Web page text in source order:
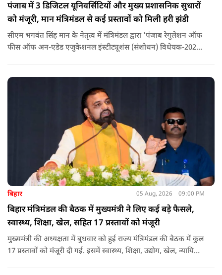
पंजाब में 3 डिजिटल यूनिवर्सिटियों और मुख्य प्रशासनिक सुधारों
को मंजूरी, मान मंत्रिमंडल से कई प्रस्तावों को मिली हरी झंडी
सीएम भगवंत सिंह मान के नेतृत्व में मंत्रिमंडल द्वारा 'पंजाब रेगुलेशन ऑफ
फीस ऑफ अन-एडेड एजुकेशनल इंस्टीट्यूशंस (संशोधन) विधेयक-2026'
अन्य प्रस्तावों को भी मंजूरी दी गई है.
बिहार 05 Aug, 2026 09:00 PM
बिहार मंत्रिमंडल की बैठक में मुख्यमंत्री ने लिए कई बड़े फैसले,
स्वास्थ्य, शिक्षा, खेल, सहित 17 प्रस्तावों को मंजूरी
मुख्यमंत्री की अध्यक्षता में बुधवार को हुई राज्य मंत्रिमंडल की बैठक में कुल
17 प्रस्तावों को मंजूरी दी गई. इसमें स्वास्थ्य, शिक्षा, उद्योग, खेल, न्यायिक